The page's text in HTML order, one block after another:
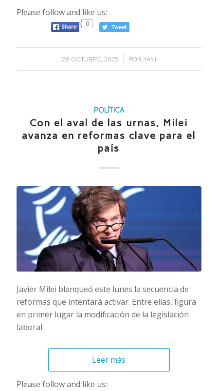
Please follow and like us:
0
28 OCTUBRE, 2025
/ POR YANI
POLÍTICA
Con el aval de las urnas, Milei
avanza en reformas clave para el
país
Javier Milei blanqueó este lunes la secuencia de
reformas que intentará activar. Entre ellas, figura
en primer lugar la modificación de la legislación
laboral.
Leer más
Please follow and like us: